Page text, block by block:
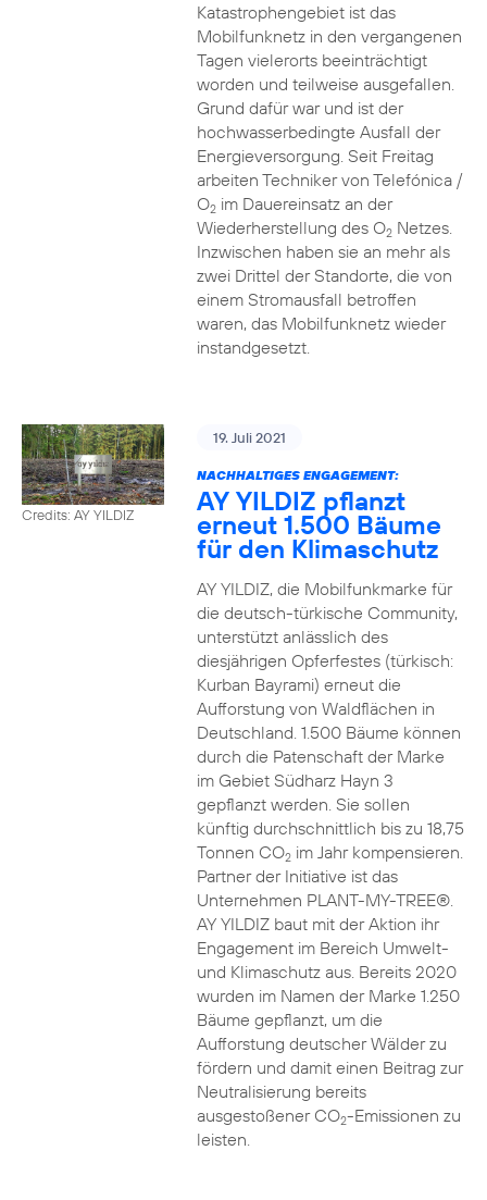
Katastrophengebiet ist das
Mobilfunknetz in den vergangenen
Tagen vielerorts beeinträchtigt
worden und teilweise ausgefallen.
Grund dafür war und ist der
hochwasserbedingte Ausfall der
Energieversorgung. Seit Freitag
arbeiten Techniker von Telefónica /
O2im Dauereinsatz an der
Wiederherstellung des O2Netzes.
Inzwischen haben sie an mehr als
zwei Drittel der Standorte, die von
einem Stromausfall betroffen
waren, das Mobilfunknetz wieder
instandgesetzt.
Credits: AY YILDIZ
19. Juli 2021
NACHHALTIGES ENGAGEMENT:
AY YILDIZ pflanzt
erneut 1.500 Bäume
für den Klimaschutz
AY YILDIZ, die Mobilfunkmarke für
die deutsch-türkische Community,
unterstützt anlässlich des
diesjährigen Opferfestes (türkisch:
Kurban Bayrami) erneut die
Aufforstung von Waldflächen in
Deutschland. 1.500 Bäume können
durch die Patenschaft der Marke
im Gebiet Südharz Hayn 3
gepflanzt werden. Sie sollen
künftig durchschnittlich bis zu 18,75
Tonnen CO2im Jahr kompensieren.
Partner der Initiative ist das
Unternehmen PLANT-MY-TREE®.
AY YILDIZ baut mit der Aktion ihr
Engagement im Bereich Umwelt-
und Klimaschutz aus. Bereits 2020
wurden im Namen der Marke 1.250
Bäume gepflanzt, um die
Aufforstung deutscher Wälder zu
fördern und damit einen Beitrag zur
Neutralisierung bereits
ausgestoßener CO2-Emissionen zu
leisten.